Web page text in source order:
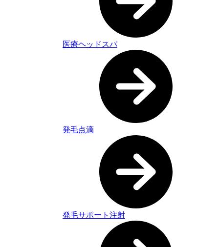
医療ヘッドスパ
発毛点滴
発毛サポート注射